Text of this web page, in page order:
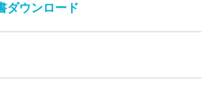
ダウンロード